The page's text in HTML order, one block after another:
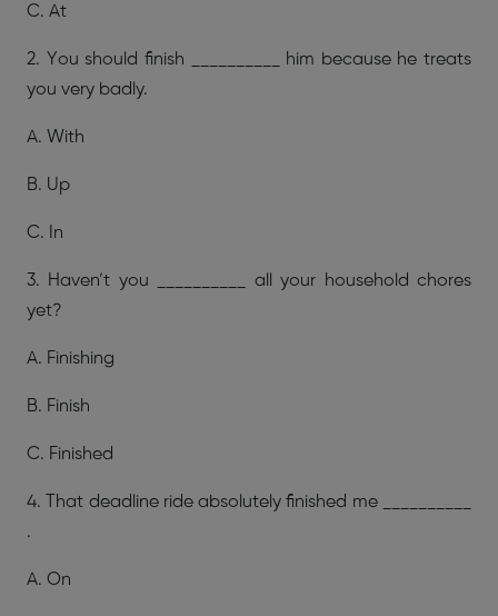
C. At
2. You should finish __________ him because he treats
you very badly.
A. With
B. Up
C. In
3. Haven’t you __________ all your household chores
yet?
A. Finishing
B. Finish
C. Finished
4. That deadline ride absolutely finished me __________
.
A. On